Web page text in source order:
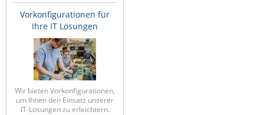
Vorkonfigurationen für
Ihre IT Lösungen
Wir bieten Vorkonfigurationen,
um Ihnen den Einsatz unserer
IT-Lösungen zu erleichtern.